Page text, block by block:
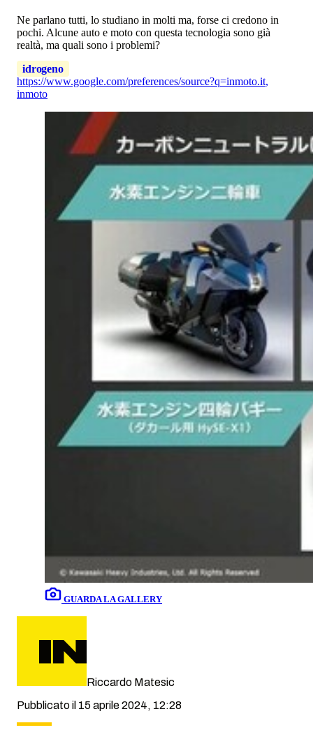
Ne parlano tutti, lo studiano in molti ma, forse ci credono in
pochi. Alcune auto e moto con questa tecnologia sono già
realtà, ma quali sono i problemi?
idrogeno
https://www.google.com/preferences/source?q=inmoto.it,
inmoto
GUARDA LA GALLERY
Riccardo Matesic
Pubblicato il 15 aprile 2024, 12:28